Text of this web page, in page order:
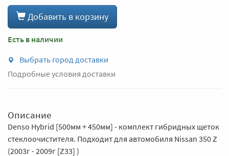
Добавить в корзину
Есть в наличии
Выбрать город доставки
Подробные условия доставки
Описание
Denso Hybrid [500мм + 450мм] - комплект гибридных щеток
стеклоочистителя. Подходит для автомобиля Nissan 350 Z
(2003г - 2009г [Z33] )